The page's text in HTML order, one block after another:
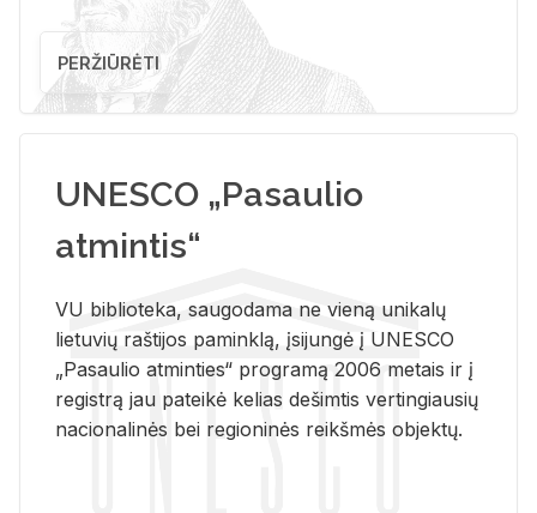
PERŽIŪRĖTI
UNESCO „Pasaulio
atmintis“
VU biblioteka, saugodama ne vieną unikalų
lietuvių raštijos paminklą, įsijungė į UNESCO
„Pasaulio atminties“ programą 2006 metais ir į
registrą jau pateikė kelias dešimtis vertingiausių
nacionalinės bei regioninės reikšmės objektų.